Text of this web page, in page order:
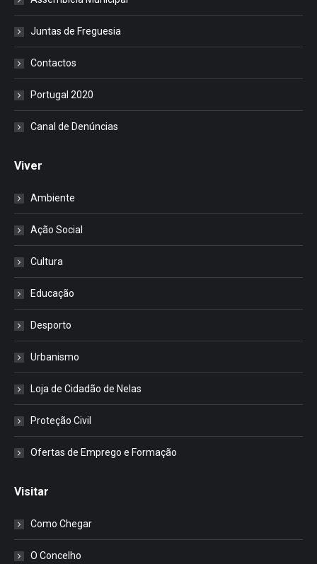
Juntas de Freguesia
Contactos
Portugal 2020
Canal de Denúncias
Viver
Ambiente
Ação Social
Cultura
Educação
Desporto
Urbanismo
Loja de Cidadão de Nelas
Proteção Civil
Ofertas de Emprego e Formação
Visitar
Como Chegar
O Concelho